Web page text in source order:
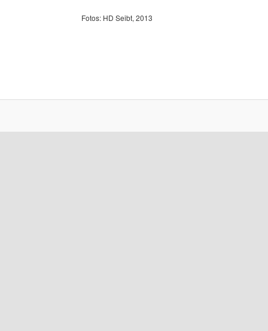
Fotos: HD Seibt, 2013